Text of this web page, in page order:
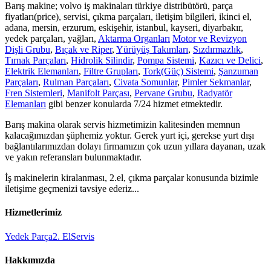
Barış makine; volvo iş makinaları türkiye distribütörü, parça
fiyatları(price), servisi, çıkma parçaları, iletişim bilgileri, ikinci el,
adana, mersin, erzurum, eskişehir, istanbul, kayseri, diyarbakır,
yedek parçaları, yağları, Aktarma Organları Motor ve Revizyon
Dişli Grubu, Bıçak ve Riper, Yürüyüş Takımları, Sızdırmazlık,
Tırnak Parçaları, Hidrolik Silindir, Pompa Sistemi, Kazıcı ve Delici,
Elektrik Elemanları, Filtre Grupları, Tork(Güç) Sistemi, Şanzuman
Parçaları, Rulman Parçaları, Civata Somunlar, Pimler Sekmanlar,
Fren Sistemleri, Manifolt Parçası, Pervane Grubu, Radyatör
Elemanları gibi benzer konularda 7/24 hizmet etmektedir.
Barış makina olarak servis hizmetimizin kalitesinden memnun
kalacağımızdan şüphemiz yoktur. Gerek yurt içi, gerekse yurt dışı
bağlantılarımızdan dolayı firmamızın çok uzun yıllara dayanan, uzak
ve yakın referansları bulunmaktadır.
İş makinelerin kiralanması, 2.el, çıkma parçalar konusunda bizimle
iletişime geçmenizi tavsiye ederiz...
Hizmetlerimiz
Yedek Parça2. ElServis
Hakkımızda